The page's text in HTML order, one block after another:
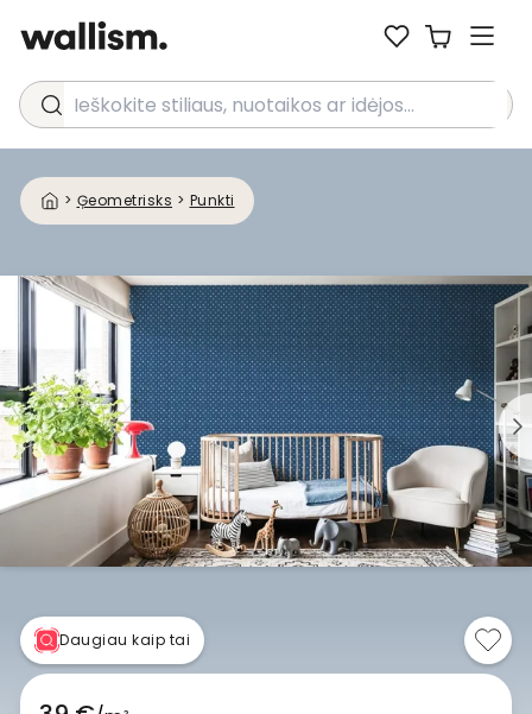
Ieškokite stiliaus, nuotaikos ar idėjos...
> Ģeometrisks > Punkti
Daugiau kaip tai